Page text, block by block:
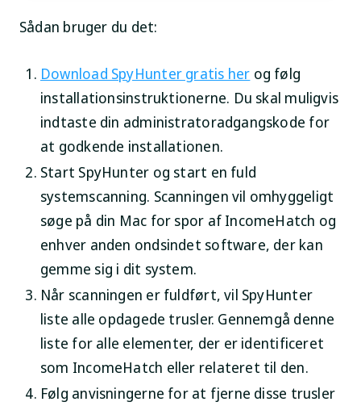
Sådan bruger du det:
Download SpyHunter gratis her og følg
installationsinstruktionerne. Du skal muligvis
indtaste din administratoradgangskode for
at godkende installationen.
Start SpyHunter og start en fuld
systemscanning. Scanningen vil omhyggeligt
søge på din Mac for spor af IncomeHatch og
enhver anden ondsindet software, der kan
gemme sig i dit system.
Når scanningen er fuldført, vil SpyHunter
liste alle opdagede trusler. Gennemgå denne
liste for alle elementer, der er identificeret
som IncomeHatch eller relateret til den.
Følg anvisningerne for at fjerne disse trusler